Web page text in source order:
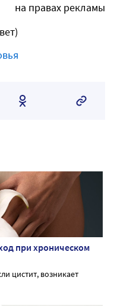
на правах рекламы
при хроническом
цистит, возникает